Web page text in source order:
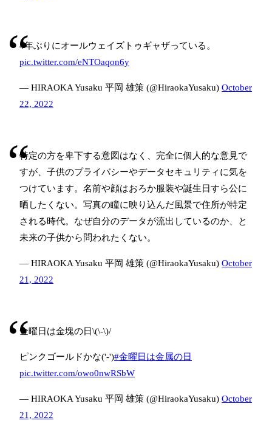
4年ぶりにオールウェイズトゥギャザっている。
pic.twitter.com/eNTOaqon6y
— HIRAOKA Yusaku 平岡 雄策 (@HiraokaYusaku) October
22, 2022
特定の方を卑下する意図はなく、完全に個人的な意見で
すが、子供のプライバシーやデータセキュリティに気を
つけています。名前や顔はおろか服装や誕生日すら公に
晒したくない。写真の瞳に映り込んだ風景で住所が特定
される時代。なぜ自分のデータが流出しているのか、と
未来の子供から問われたくない。
— HIRAOKA Yusaku 平岡 雄策 (@HiraokaYusaku) October
21, 2022
金曜日は金塊の日\(\-\)/
ピンクゴールドかな('-')#金曜日は金属の日
pic.twitter.com/owo0nwRSbW
— HIRAOKA Yusaku 平岡 雄策 (@HiraokaYusaku) October
21, 2022